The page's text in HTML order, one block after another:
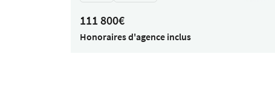
111 800€
Honoraires d'agence inclus